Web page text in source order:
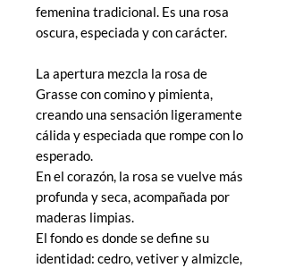
femenina tradicional. Es una rosa
oscura, especiada y con carácter.
La apertura mezcla la rosa de
Grasse con comino y pimienta,
creando una sensación ligeramente
cálida y especiada que rompe con lo
esperado.
En el corazón, la rosa se vuelve más
profunda y seca, acompañada por
maderas limpias.
El fondo es donde se define su
identidad: cedro, vetiver y almizcle,